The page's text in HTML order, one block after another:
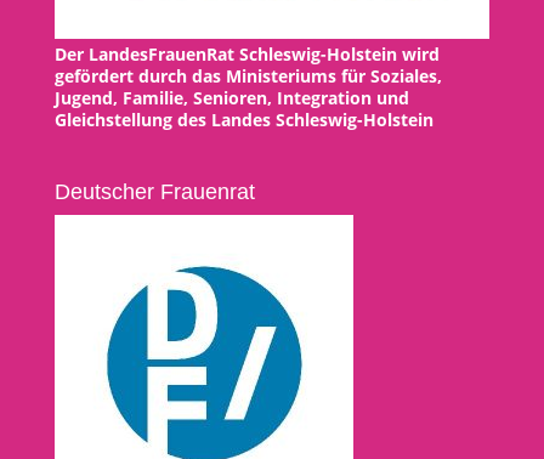
Der LandesFrauenRat Schleswig-Holstein wird
gefördert durch das Ministeriums für Soziales,
Jugend, Familie, Senioren, Integration und
Gleichstellung des Landes Schleswig-Holstein
Deutscher Frauenrat